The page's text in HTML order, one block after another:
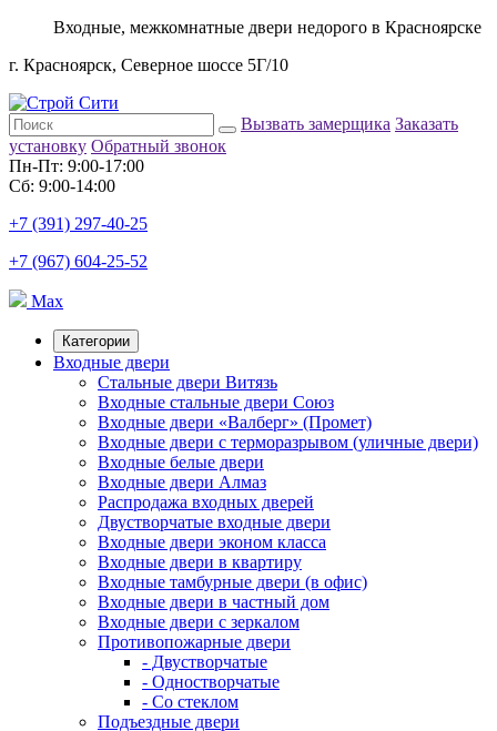
Входные, межкомнатные двери недорого в Красноярске
г. Красноярск, Северное шоссе 5Г/10
Вызвать замерщика Заказать
установку Обратный звонок
Пн-Пт: 9:00-17:00
Сб: 9:00-14:00
+7 (391) 297-40-25
+7 (967) 604-25-52
Max
Категории
Входные двери
Стальные двери Витязь
Входные стальные двери Союз
Входные двери «Валберг» (Промет)
Входные двери с терморазрывом (уличные двери)
Входные белые двери
Входные двери Алмаз
Распродажа входных дверей
Двустворчатые входные двери
Входные двери эконом класса
Входные двери в квартиру
Входные тамбурные двери (в офис)
Входные двери в частный дом
Входные двери с зеркалом
Противопожарные двери
- Двустворчатые
- Одностворчатые
- Со стеклом
Подъездные двери